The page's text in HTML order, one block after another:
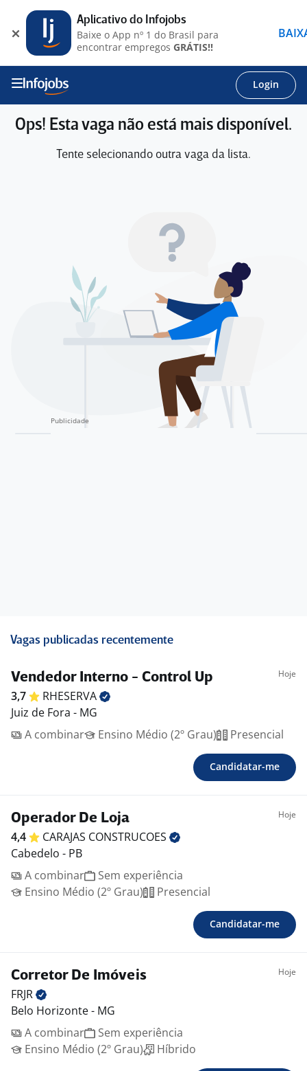
Login
Ops! Esta vaga não está mais disponível.
Tente selecionando outra vaga da lista.
Vagas publicadas recentemente
Vendedor Interno - Control Up Hoje
3,7
RHESERVA
Juiz de Fora - MG
A combinar
Ensino Médio (2º Grau) Presencial
Candidatar-me
Operador De Loja Hoje
4,4 CARAJAS CONSTRUCOES
Cabedelo - PB
A combinar
Sem experiência
Ensino Médio (2º Grau)
Presencial
Candidatar-me
Corretor De Imóveis Hoje
FRJR
Belo Horizonte - MG
A combinar
Sem experiência
Ensino Médio (2º Grau)
Híbrido
Aplicativo do Infojobs
Baixe o App nº 1 do Brasil para
encontrar empregos GRÁTIS!!